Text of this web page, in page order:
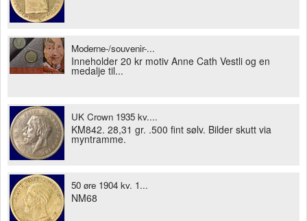
Moderne-/souvenir-...
Inneholder 20 kr motiv Anne Cath Vestli og en
medalje til...
UK Crown 1935 kv....
KM842. 28,31 gr. .500 fint sølv. Bilder skutt via
myntramme.
50 øre 1904 kv. 1...
NM68